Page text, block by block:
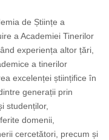
de Științe a
a Academiei Tinerilor
experiența altor țări,
a tinerilor
excelenței științifice în
generații prin
studenților,
domenii,
cercetători, precum și